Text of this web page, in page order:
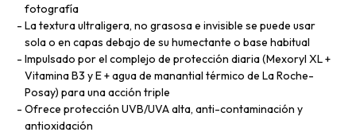
fotografía
La textura ultraligera, no grasosa e invisible se puede usar
sola o en capas debajo de su humectante o base habitual
Impulsado por el complejo de protección diaria (Mexoryl XL +
Vitamina B3 y E + agua de manantial térmico de La Roche-
Posay) para una acción triple
Ofrece protección UVB/UVA alta, anti-contaminación y
antioxidación